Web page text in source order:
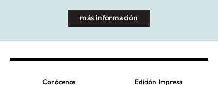
más información
Conócenos Edición Impresa